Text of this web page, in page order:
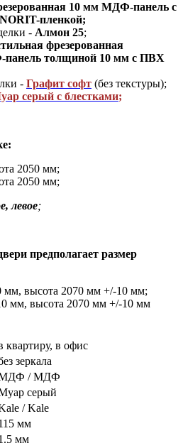
10 мм МДФ-панель с
пленкой;
- Алмон 25;
фрезерованная
панель толщиной 10 мм с ПВХ
- Графит софт (без текстуры);
серый с блестками;
2050 мм;
2050 мм;
левое;
предполагает размер
высота 2070 мм +/-10 мм;
мм, высота 2070 мм +/-10 мм
квартиру, в офис
зеркала
/ МДФ
серый
/ Kale
мм
мм